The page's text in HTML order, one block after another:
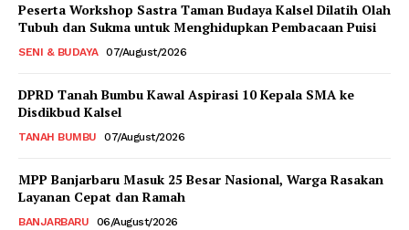
Peserta Workshop Sastra Taman Budaya Kalsel Dilatih Olah
Tubuh dan Sukma untuk Menghidupkan Pembacaan Puisi
SENI & BUDAYA 07/August/2026
DPRD Tanah Bumbu Kawal Aspirasi 10 Kepala SMA ke
Disdikbud Kalsel
TANAH BUMBU 07/August/2026
MPP Banjarbaru Masuk 25 Besar Nasional, Warga Rasakan
Layanan Cepat dan Ramah
BANJARBARU 06/August/2026